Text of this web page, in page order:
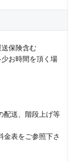
保険含む
お時間を頂く場
配送、階段上げ等
金表をご参照下さ